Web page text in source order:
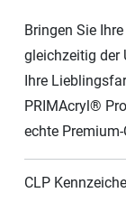
Bringen Sie
gleichzeitig der
Ihre
PRIMAcryl®
echte
CLP